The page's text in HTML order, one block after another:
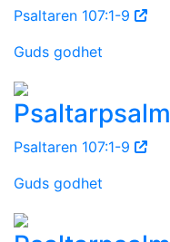
Psaltaren 107:1-9
Guds godhet
Psaltarpsalm
Psaltaren 107:1-9
Guds godhet